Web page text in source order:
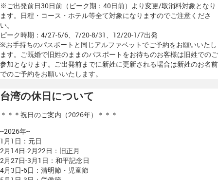
※ご出発前日30日前（ピーク期：40日前）より変更/取消料対象となり
ます。日程・コース・ホテル等全て対象になりますのでご注意くださ
い。
ピーク時期：4/27-5/6、7/20-8/31、12/20-1/7出発
※お手持ちのパスポートと同じアルファベットでご予約をお願いいたし
ます。ご既婚で旧姓のままのパスポートをお待ちのお客様は旧姓でのご
参加となります。ご出発前までに新姓に更新される場合は新姓のお名前
でのご予約をお願いいたします。
台湾の休日について
＊＊＊祝日のご案内（2026年）＊＊＊
--2026年--
1月1日：元日
2月14日-2月22日：旧正月
2月27日-3月1日：和平記念日
4月3日-6日：清明節・児童節